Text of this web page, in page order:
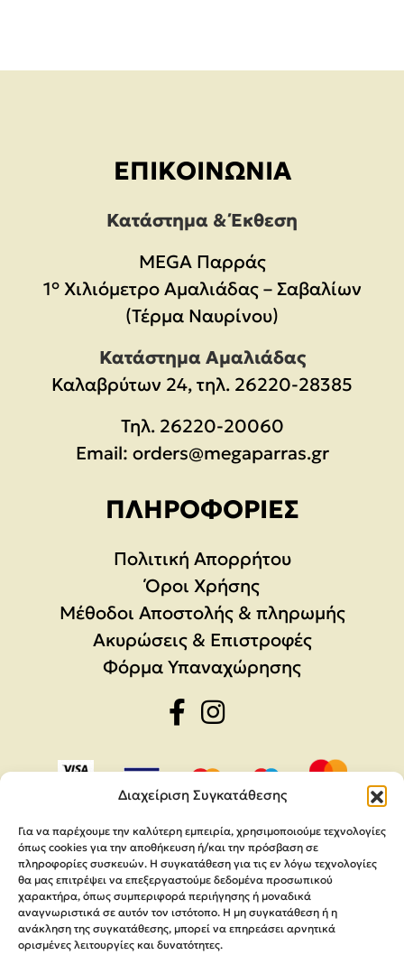
Διαχείριση Συγκατάθεσης
Για να παρέχουμε την καλύτερη εμπειρία, χρησιμοποιούμε τεχνολογίες
όπως cookies για την αποθήκευση ή/και την πρόσβαση σε
πληροφορίες συσκευών. Η συγκατάθεση για τις εν λόγω τεχνολογίες
θα μας επιτρέψει να επεξεργαστούμε δεδομένα προσωπικού
χαρακτήρα, όπως συμπεριφορά περιήγησης ή μοναδικά
αναγνωριστικά σε αυτόν τον ιστότοπο. Η μη συγκατάθεση ή η
ανάκληση της συγκατάθεσης, μπορεί να επηρεάσει αρνητικά
ορισμένες λειτουργίες και δυνατότητες.
ΕΠΙΚΟΙΝΩΝΊΑ
Κατάστημα & Έκθεση
MEGA Παρράς
1° Χιλιόμετρο Αμαλιάδας – Σαβαλίων
(Τέρμα Ναυρίνου)
Κατάστημα Αμαλιάδας
Καλαβρύτων 24, τηλ. 26220-28385
Τηλ. 26220-20060
Email: orders@megaparras.gr
ΠΛΗΡΟΦΟΡΊΕΣ
Πολιτική Απορρήτου
Όροι Χρήσης
Μέθοδοι Αποστολής & πληρωμής
Ακυρώσεις & Επιστροφές
Φόρμα Υπαναχώρησης